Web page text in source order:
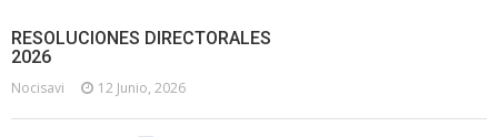
RESOLUCIONES DIRECTORALES
2026
Nocisavi 12 Junio, 2026